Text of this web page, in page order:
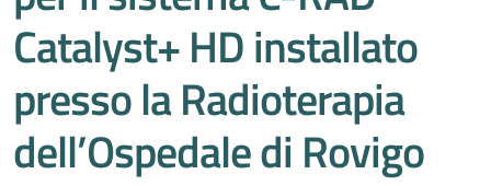
Catalyst+ HD installato
presso la Radioterapia
dell’Ospedale di Rovigo